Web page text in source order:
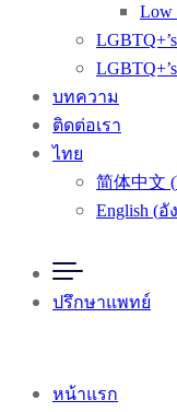
Low
บทความ
ติดต่อเรา
ไทย
简体中文 (
English (อั
ปรึกษาแพทย์
หน้าแรก